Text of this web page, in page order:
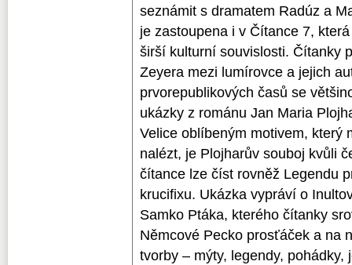
seznámit s dramatem Radúz a
je zastoupena i v Čítance 7,
širší kulturní souvislosti. Čítanky
Zeyera mezi lumírovce a jejich
prvorepublikových časů se
ukázky z románu Jan Maria
Velice oblíbeným motivem, který
nalézt, je Plojharův souboj kvůli
čítance lze číst rovněž Legendu
krucifixu. Ukázka vypráví o
Samko Ptáka, kterého čítanky
Němcové Pecko prosťáček a na
tvorby – mýty, legendy, pohádky,